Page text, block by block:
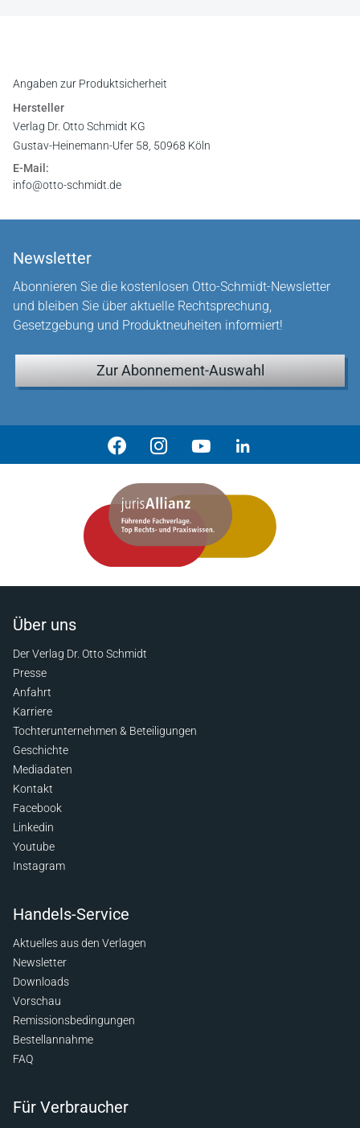
Angaben zur Produktsicherheit
Hersteller
Verlag Dr. Otto Schmidt KG
Gustav-Heinemann-Ufer 58, 50968 Köln
E-Mail:
info@otto-schmidt.de
Newsletter
Abonnieren Sie die kostenlosen Otto-Schmidt-Newsletter
und bleiben Sie über aktuelle Rechtsprechung,
Gesetzgebung und Produktneuheiten informiert!
Zur Abonnement-Auswahl
Über uns
Der Verlag Dr. Otto Schmidt
Presse
Anfahrt
Karriere
Tochterunternehmen & Beteiligungen
Geschichte
Mediadaten
Kontakt
Facebook
Linkedin
Youtube
Instagram
Handels-Service
Aktuelles aus den Verlagen
Newsletter
Downloads
Vorschau
Remissionsbedingungen
Bestellannahme
FAQ
Für Verbraucher